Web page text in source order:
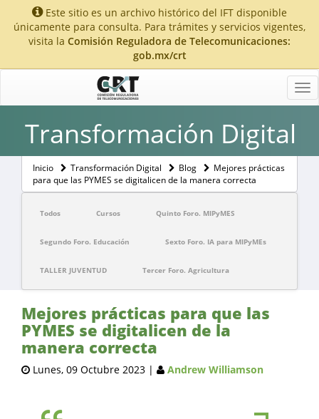
Este sitio es un archivo histórico del IFT disponible
únicamente para consulta. Para trámites y servicios vigentes,
visita la Comisión Reguladora de Telecomunicaciones:
gob.mx/crt
Transformación Digital
Inicio Transformación Digital Blog
Mejores prácticas
para que las PYMES se digitalicen de la manera correcta
Todos Cursos Quinto Foro. MIPyMES
Segundo Foro. Educación Sexto Foro. IA para MIPyMEs
TALLER JUVENTUD Tercer Foro. Agricultura
Mejores prácticas para que las
PYMES se digitalicen de la
manera correcta
Lunes, 09 Octubre 2023 | Andrew Williamson